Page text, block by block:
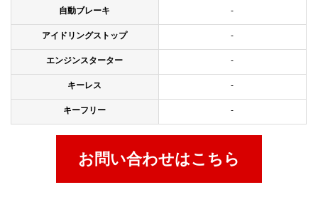
自動ブレーキ -
アイドリングストップ -
エンジンスターター -
キーレス -
キーフリー -
お問い合わせはこちら